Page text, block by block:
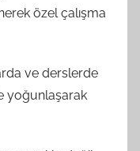
özel çalışma
ve derslerde
yoğunlaşarak